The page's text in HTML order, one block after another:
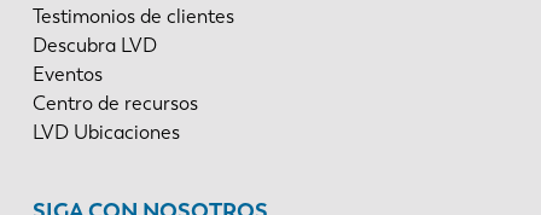
Testimonios de clientes
Descubra LVD
Eventos
Centro de recursos
LVD Ubicaciones